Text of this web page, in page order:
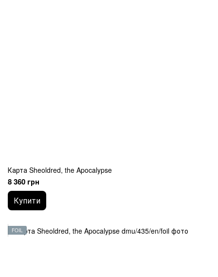
Карта Sheoldred, the Apocalypse
8 360 грн
Купити
FOIL